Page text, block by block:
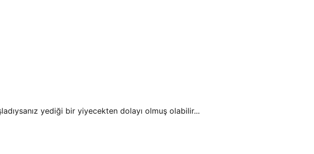
yediği bir yiyecekten dolayı olmuş olabilir...